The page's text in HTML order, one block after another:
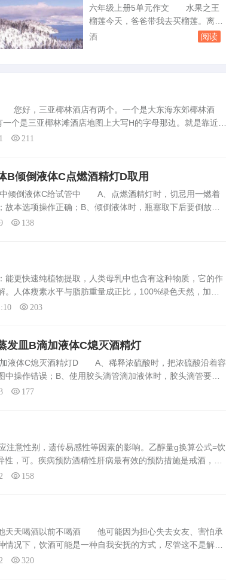
>；>；>；>；>；PS：酒后忌饮茶
>；>；>；>；>；李时珍在《...
了以后以后就闻到那种酒的味道
就
六年级上册5单元作文 水果之王
榴莲今天，爸爸带我去买榴莲。离水
果摊还有很长一段路，我就闻到它
生素。当然，橘子皮可不要扔噢，。
苏教版六年级...
酒 阅读
您好，三亚椰林酒店有两个。一个是大东海东郊椰林酒
个是三亚椰林滩酒店地图上大写H的字母那边。就是靠近三
酒店。三亚湾红树林椰林酒店无论是距离哪个椰林酒店都
211
B倾倒液体C点燃酒精灯D取用
中倾倒液体C给试管中 A、点燃酒精灯时，切忌用一燃着
本选项操作正确；B、倾倒液体时，瓶塞取下后要倒放在
加热时，试管内液体的体积已经超过试管体积的13.故本选
138
更快速纯植物提取，人类母乳中也含有这种物质，它的作
人体瘦素水平与脂肪重量成正比，100%绿色天然，加速
肥茶是中西医结合，纯天然绝无副作用，以治本的方法达
203
发皿B滴加液体C熄灭酒精灯
液体C熄灭酒精灯D A、稀释浓硫酸时，把浓硫酸沿着容
操作错误；B、使用胶头滴管滴加液体时，胶头滴管要悬
用灯帽盖灭，图中操作错误；D、用手握住试管，试管内气
177
意性别，遗传易感性等因素的影响。乙醇量g换算公式=饮
，可。疾病预防酒精性肝病最有效的预防措施是戒酒，或
料。不能过多的依赖目前市场上的预防保健品。酒精肝的
158
天天喝酒以前不喝酒 他可能因为担心失去女友、害怕承
况下，饮酒可能是一种自我安抚的方式，尽管这不是解决
会因为社交场合的压力而饮酒。如果他的朋友圈子普遍喜
320